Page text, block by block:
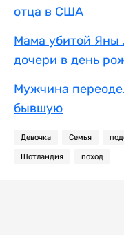
отца в США
Мама убитой Яны
дочери в день
Мужчина
бывшую
Девочка Семья
Шотландия поход